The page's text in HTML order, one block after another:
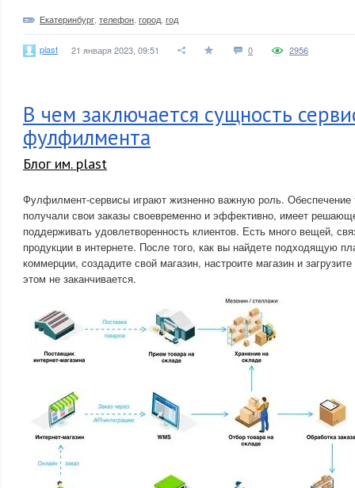
Екатеринбург телефон город год
plast 21 января 2023, 09:51 0 2956
В чем заключается сущность
фулфилмента
Блог им. plast
Фулфилмент-сервисы играют жизненно важную роль. Обеспечение
получали свои заказы своевременно и эффективно, имеет
поддерживать удовлетворенность клиентов. Есть много вещей,
продукции в интернете. После того, как вы найдете подходящую
коммерции, создадите свой магазин, настроите магазин и
этом не заканчивается.